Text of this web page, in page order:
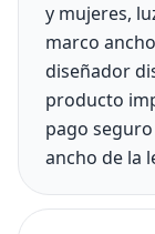
y mujeres,
marco
diseñador
producto
pago
ancho de la